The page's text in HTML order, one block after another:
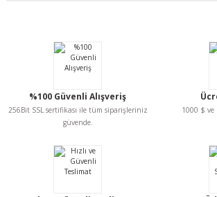
Görüş ve önerileriniz için teşekkür ederiz.
Ürün açıklamasında eksik bilgiler bulunuyor.
Ürün bilgilerinde hatalar bulunuyor.
Bu ürüne benzer farklı alternatifler olmalı.
%100 Güvenli Alışveriş
256Bit SSL sertifikası ile tüm siparişleriniz
güvende.
1000 $ ve